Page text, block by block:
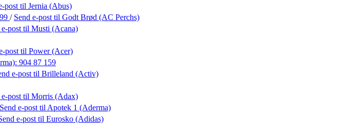
post til Jernia (Abus)
/ Send e-post til Godt Brød (AC Perchs)
e-post til Musti (Acana)
post til Power (Acer)
904 87 159
e-post til Brilleland (Activ)
e-post til Morris (Adax)
Send e-post til Apotek 1 (Aderma)
e-post til Eurosko (Adidas)